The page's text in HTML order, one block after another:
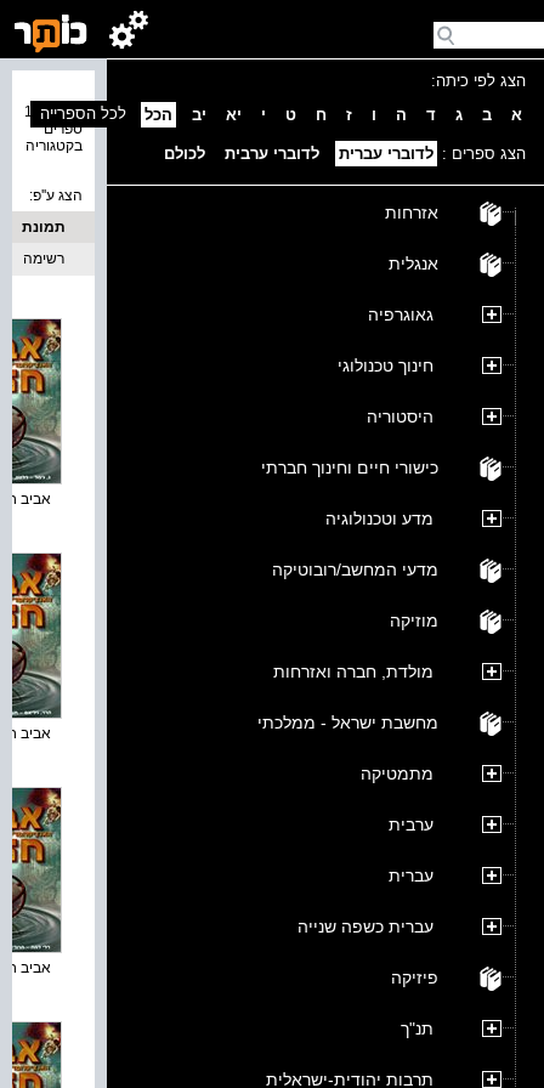
הצג לפי כיתה:
א
ב ג ד ה ו ז ח ט י יא יב הכל
הצג ספרים : לדוברי עברית לדוברי ערבית לכולם
אזרחות
אנגלית
גאוגרפיה
חינוך טכנולוגי
היסטוריה
כישורי חיים וחינוך חברתי
מדע וטכנולוגיה
מדעי המחשב/רובוטיקה
מוזיקה
מולדת, חברה ואזרחות
מחשבת ישראל - ממלכתי
מתמטיקה
ערבית
עברית
עברית כשפה שנייה
פיזיקה
תנ"ך
תרבות יהודית-ישראלית
נמצאו 17
ספרים
בקטגוריה
לכל הספרייה
הצג ע''פ:
תמונת
כריכה
רשימה
אביב
אביב
אביב